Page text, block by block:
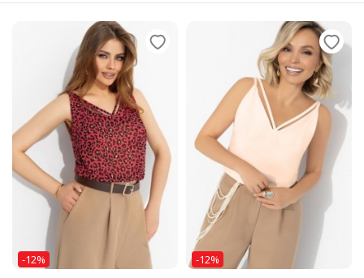
-12% -12%